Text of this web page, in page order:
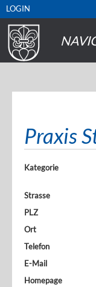
LOGIN
Praxis
Kategorie
Strasse
PLZ
Ort
Telefon
E-Mail
Homepage